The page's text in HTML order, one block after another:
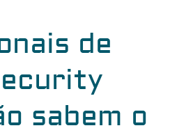
de
sabem o